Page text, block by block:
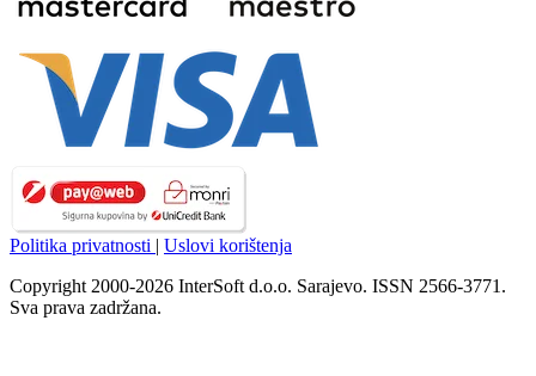
Politika privatnosti | Uslovi korištenja
Copyright 2000-2026 InterSoft d.o.o. Sarajevo. ISSN 2566-3771.
Sva prava zadržana.